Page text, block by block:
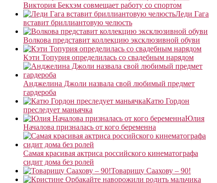
Виктория Бекхэм совмещает работу со спортом
Леди Гага
вставит бриллиантовую челюсть
Волкова представит коллекцию эксклюзивной обуви
Кэти Топурия определилась со свадебным нарядом
Анджелина Джоли назвала свой любимый предмет
гардероба
Катю Гордон
преследует маньячка
Юлия
Началова призналась от кого беременна
Самая красивая актриса российского кинематографа
сидит дома без ролей
Товарищу Саахову – 90!